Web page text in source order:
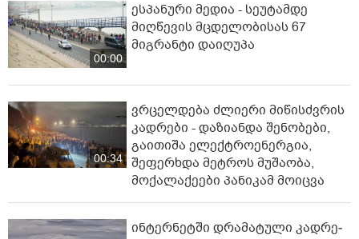
00:00
ესპანური მედია - სეუტამდე
მიღწევის მცდელობისას 67
მიგრანტი დაიღუპა
00:34
ვრცელდება ძლიერი მიწისძვრის
კადრები - დაზიანდა შენობები,
გაითიშა ელექტროენერგია,
შეფერხდა მეტროს მუშაობა,
მოქალაქეები პანიკამ მოიცვა
ინ­ტერ­ნეტ­ში დრა­მა­ტუ­ლი კად­რე­